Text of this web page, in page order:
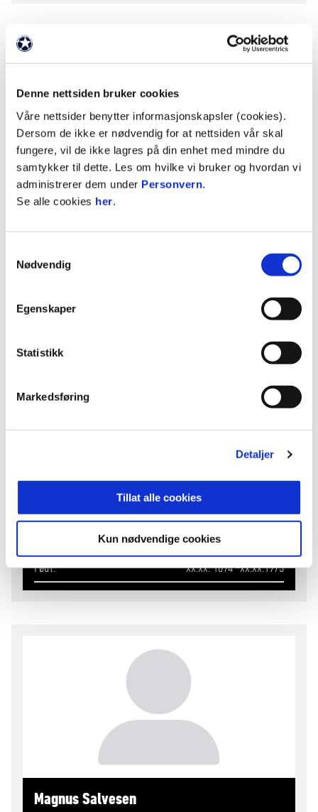
Denne nettsiden bruker cookies
Våre nettsider benytter informasjonskapsler (cookies).
Dersom de ikke er nødvendig for at nettsiden vår skal
fungere, vil de ikke lagres på din enhet med mindre du
samtykker til dette. Les om hvilke vi bruker og hvordan vi
administrerer dem under Personvern.
Se alle cookies her.
Nødvendig
Egenskaper
Statistikk
Markedsføring
Detaljer
Tillat alle cookies
Kun nødvendige cookies
Ottar Hartvik Pettersen
Født 04.03.1951
Gunder Karlsen
ÆRESMEDLEM
Født xx.xx. 1894 -xx.xx.1975
Magnus Salvesen